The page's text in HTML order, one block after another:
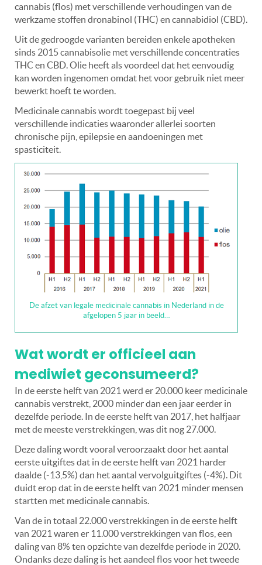
cannabis (flos) met verschillende verhoudingen van de
werkzame stoffen dronabinol (THC) en cannabidiol (CBD).
Uit de gedroogde varianten bereiden enkele apotheken
sinds 2015 cannabisolie met verschillende concentraties
THC en CBD. Olie heeft als voordeel dat het eenvoudig
kan worden ingenomen omdat het voor gebruik niet meer
bewerkt hoeft te worden.
Medicinale cannabis wordt toegepast bij veel
verschillende indicaties waaronder allerlei soorten
chronische pijn, epilepsie en aandoeningen met
spasticiteit.
De afzet van legale medicinale cannabis in Nederland in de
afgelopen 5 jaar in beeld…
Wat wordt er officieel aan
mediwiet geconsumeerd?
In de eerste helft van 2021 werd er 20.000 keer medicinale
cannabis verstrekt, 2000 minder dan een jaar eerder in
dezelfde periode. In de eerste helft van 2017, het halfjaar
met de meeste verstrekkingen, was dit nog 27.000.
Deze daling wordt vooral veroorzaakt door het aantal
eerste uitgiftes dat in de eerste helft van 2021 harder
daalde (-13,5%) dan het aantal vervolguitgiftes (-4%). Dit
duidt erop dat in de eerste helft van 2021 minder mensen
startten met medicinale cannabis.
Van de in totaal 22.000 verstrekkingen in de eerste helft
van 2021 waren er 11.000 verstrekkingen van flos, een
daling van 8% ten opzichte van dezelfde periode in 2020.
Ondanks deze daling is het aandeel flos voor het tweede